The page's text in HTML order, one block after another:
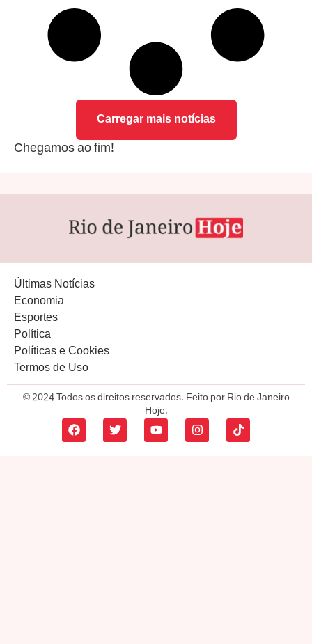
Carregar mais notícias
Chegamos ao fim!
Últimas Notícias
Economia
Esportes
Política
Políticas e Cookies
Termos de Uso
© 2024 Todos os direitos reservados. Feito por Rio de Janeiro
Hoje.